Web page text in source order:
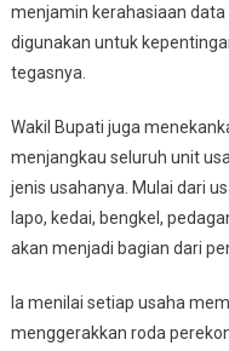
menjamin kerahasiaan
digunakan untuk
tegasnya.
Wakil Bupati juga
menjangkau seluruh unit
jenis usahanya. Mulai dari
lapo, kedai, bengkel,
akan menjadi bagian dari
Ia menilai setiap usaha
menggerakkan roda